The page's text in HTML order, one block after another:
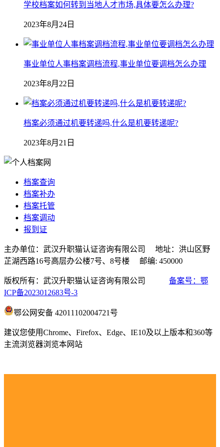
学校档案如何转到当地人才市场,具体要怎么办理?
2023年8月24日
事业单位人事档案调档流程,事业单位要调档怎么办理
2023年8月22日
档案必须通过机要转递吗,什么是机要转递呢?
2023年8月21日
档案查询
档案补办
档案托管
档案调动
报到证
主办单位：武汉升职猫认证咨询有限公司 地址：洪山区野
芷湖西路16号高层办公楼7号、8号楼 邮编: 450000
版权所有：武汉升职猫认证咨询有限公司 备案号：鄂
ICP备2023012683号-3
鄂公网安备 42011102004721号
建议您使用Chrome、Firefox、Edge、IE10及以上版本和360等
主流浏览器浏览本网站